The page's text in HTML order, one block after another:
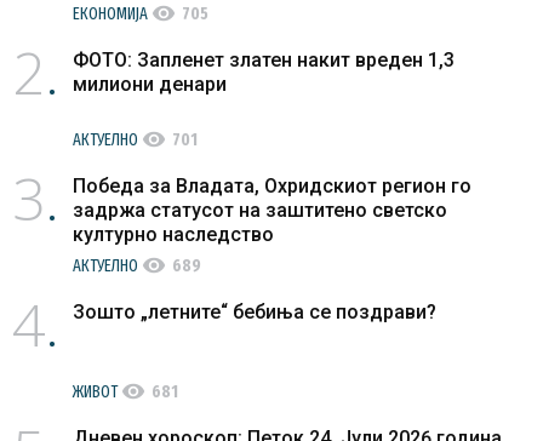
ЕКОНОМИЈА visibility 705
2
ФОТО: Запленет златен накит вреден 1,3
милиони денари
АКТУЕЛНО visibility 701
3
Победа за Владата, Охридскиот регион го
задржа статусот на заштитено светско
културно наследство
АКТУЕЛНО visibility 689
4 Зошто „летните“ бебиња се поздрави?
ЖИВОТvisibility 681